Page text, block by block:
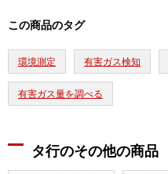
この商品のタグ
環境測定 有害ガス検知
有害ガス量を調べる
タ行のその他の商品